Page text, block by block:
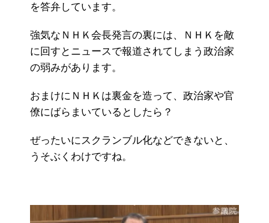
を答弁しています。
強気なＮＨＫ会長発言の裏には、ＮＨＫを敵
に回すとニュースで報道されてしまう政治家
の弱みがあります。
おまけにＮＨＫは裏金を造って、政治家や官
僚にばらまいているとしたら？
ぜったいにスクランブル化などできないと、
うそぶくわけですね。